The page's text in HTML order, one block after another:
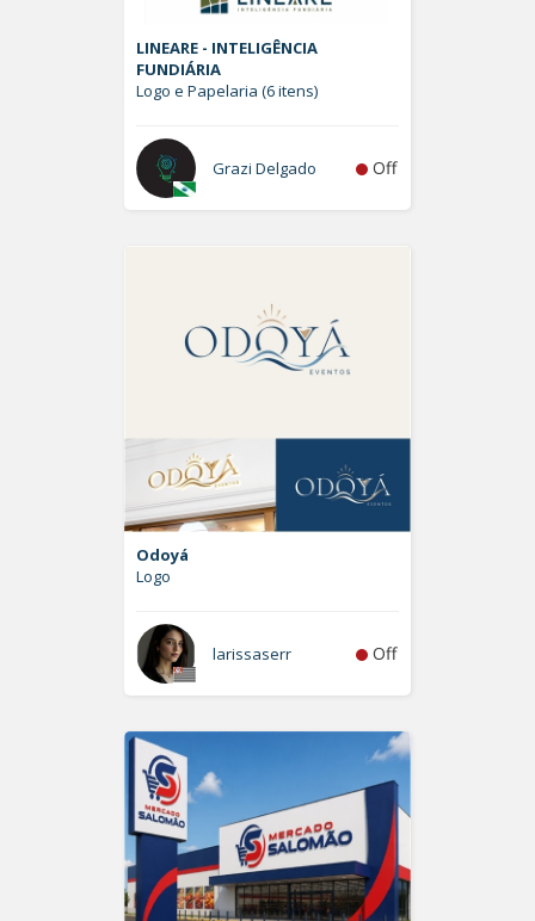
LINEARE - INTELIGÊNCIA
FUNDIÁRIA
Logo e Papelaria (6 itens)
Grazi Delgado Off
Odoyá
Logo
larissaserr Off